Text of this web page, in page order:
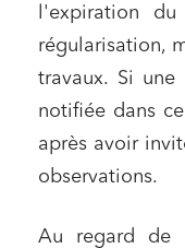
l'expiration
régularisation,
travaux. Si une
notifiée dans
après avoir
observations.
Au regard de